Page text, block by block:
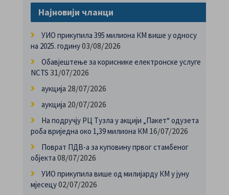
Најновији чланци
УИО прикупила 395 милиона КМ више у односу
на 2025. годину03/08/2026
Обавјештење за кориснике електронске услуге
NCTS 31/07/2026
аукција 28/07/2026
аукција 20/07/2026
На подручју РЦ Тузла у акцији „Пакет“ одузета
роба вриједна око 1,39 милиона КМ 16/07/2026
Поврат ПДВ-а за куповину првог стамбеног
објекта 08/07/2026
УИО прикупила више од милијарду КМ у јуну
мјесецу02/07/2026